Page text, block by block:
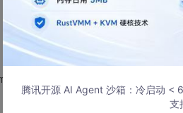
报 map container is already
腾讯开源 AI Agent 沙箱：冷启动 <
支